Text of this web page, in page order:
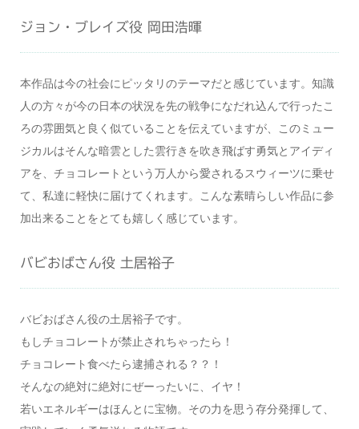
ジョン・ブレイズ役 岡田浩暉
本作品は今の社会にピッタリのテーマだと感じています。知識
人の方々が今の日本の状況を先の戦争になだれ込んで行ったこ
ろの雰囲気と良く似ていることを伝えていますが、このミュー
ジカルはそんな暗雲とした雲行きを吹き飛ばす勇気とアイディ
アを、チョコレートという万人から愛されるスウィーツに乗せ
て、私達に軽快に届けてくれます。こんな素晴らしい作品に参
加出来ることをとても嬉しく感じています。
バビおばさん役 土居裕子
バビおばさん役の土居裕子です。
もしチョコレートが禁止されちゃったら！
チョコレート食べたら逮捕される？？！
そんなの絶対に絶対にぜーったいに、イヤ！
若いエネルギーはほんとに宝物。その力を思う存分発揮して、